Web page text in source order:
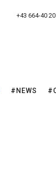
+43 664-40
#NEWS